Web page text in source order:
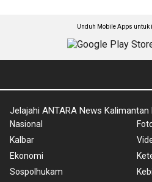
Unduh Mobile Apps untuk
Jelajahi ANTARA News Kalimantan
Nasional
Kalbar
Ekonomi
Sospolhukam